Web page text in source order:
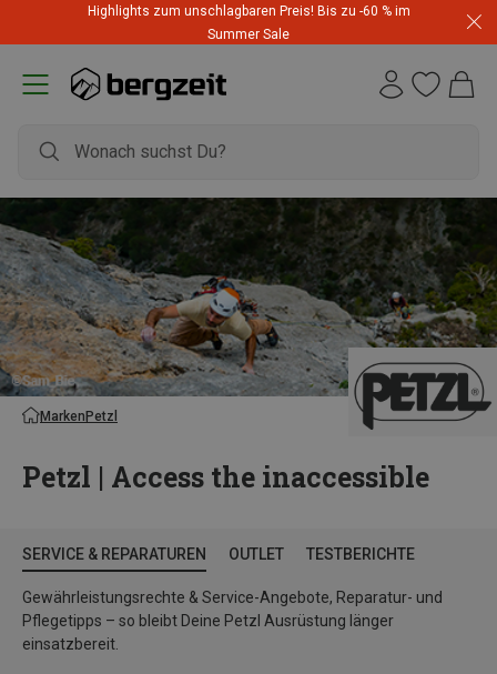
Highlights zum unschlagbaren Preis! Bis zu -60 % im
Summer Sale
MarkenPetzl
Petzl | Access the inaccessible
SERVICE & REPARATUREN OUTLET TESTBERICHTE
Gewährleistungsrechte & Service-Angebote, Reparatur- und
Pflegetipps – so bleibt Deine Petzl Ausrüstung länger
einsatzbereit.